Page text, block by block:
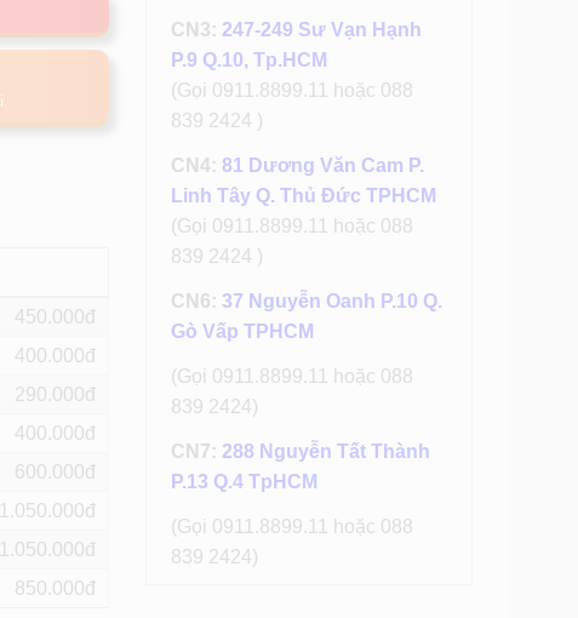
450
400
290
400
600
1.050
1.050
850
CN3: 247-249 Sư Vạn Hạnh
P.9 Q.10, Tp.HCM
(Gọi 0911.8899.11 hoặc 088
839 2424 )
CN4: 81 Dương Văn Cam P.
Linh Tây Q. Thủ Đức TPHCM
(Gọi 0911.8899.11 hoặc 088
839 2424 )
CN6: 37 Nguyễn Oanh P.10 Q.
Gò Vấp TPHCM
(Gọi 0911.8899.11 hoặc 088
839 2424)
CN7: 288 Nguyễn Tất Thành
P.13 Q.4 TpHCM
(Gọi 0911.8899.11 hoặc 088
839 2424)